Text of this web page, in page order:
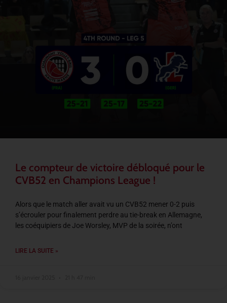
Le compteur de victoire débloqué pour le
CVB52 en Champions League !
Alors que le match aller avait vu un CVB52 mener 0-2 puis
s’écrouler pour finalement perdre au tie-break en Allemagne,
les coéquipiers de Joe Worsley, MVP de la soirée, n’ont
LIRE LA SUITE »